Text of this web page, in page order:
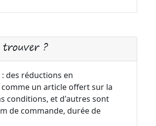
?
des réductions en
un article offert sur la
conditions, et d'autres sont
de commande, durée de